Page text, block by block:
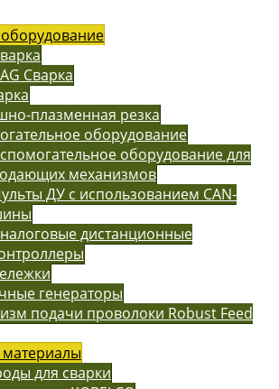
Сварка
плазменная резка
оборудование
оборудование для
механизмов
ДУ с использованием CAN-
дистанционные
генераторы
подачи проволоки Robust Feed
для сварки